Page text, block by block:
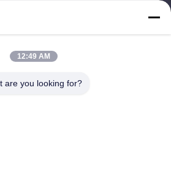
Zone, Hefei, Anhui, China
12:49 AM
are you looking for?